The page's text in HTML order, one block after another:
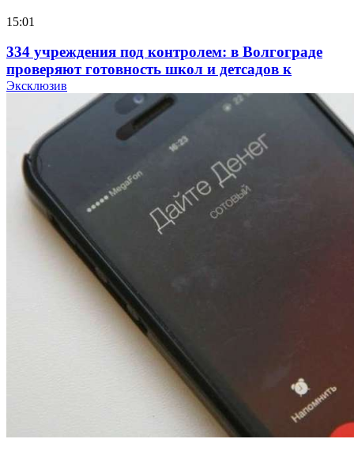
15:01
334 учреждения под контролем: в Волгограде
проверяют готовность школ и детсадов к
учебному году
Покушение на убийство в Волгограде: девушка
напала на незнакомую женщину с ножом
12:39
Сладкий праздник в Волгограде: в Центральном
парке прошёл фестиваль „Арбузный переполох“
Волгоградские компании нарастили экспорт:
заключены контракты на 3,6 млн долларов
Эксклюзив